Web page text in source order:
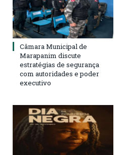
Câmara Municipal de
Marapanim discute
estratégias de segurança
com autoridades e poder
executivo